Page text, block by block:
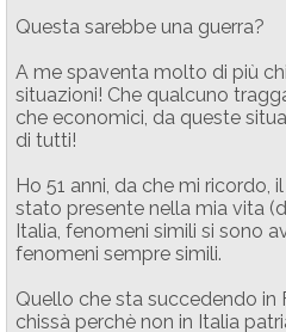
Questa sarebbe una guerra?
A me spaventa molto di più
situazioni! Che qualcuno
che economici, da queste
di tutti!
Ho 51 anni, da che mi ricordo,
stato presente nella mia vita
Italia, fenomeni simili si sono
fenomeni sempre simili.
Quello che sta succedendo in
chissà perchè non in Italia